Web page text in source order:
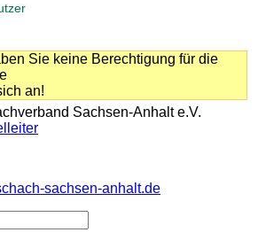
Sie keine Berechtigung für die
an!
Sachsen-Anhalt e.V.
sachsen-anhalt.de